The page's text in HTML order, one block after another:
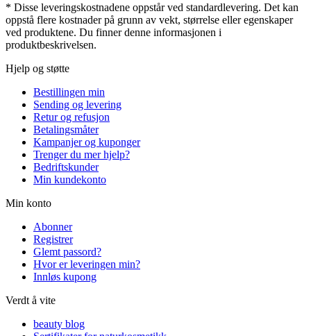
* Disse leveringskostnadene oppstår ved standardlevering. Det kan
oppstå flere kostnader på grunn av vekt, størrelse eller egenskaper
ved produktene. Du finner denne informasjonen i
produktbeskrivelsen.
Hjelp og støtte
Bestillingen min
Sending og levering
Retur og refusjon
Betalingsmåter
Kampanjer og kuponger
Trenger du mer hjelp?
Bedriftskunder
Min kundekonto
Min konto
Abonner
Registrer
Glemt passord?
Hvor er leveringen min?
Innløs kupong
Verdt å vite
beauty blog